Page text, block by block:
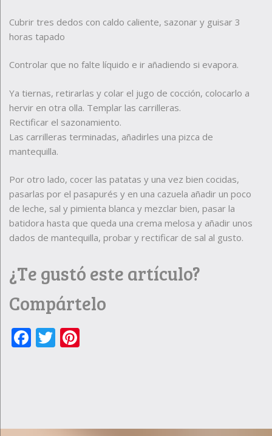
Cubrir tres dedos con caldo caliente, sazonar y guisar 3
horas tapado
Controlar que no falte líquido e ir añadiendo si evapora.
Ya tiernas, retirarlas y colar el jugo de cocción, colocarlo a
hervir en otra olla. Templar las carrilleras.
Rectificar el sazonamiento.
Las carrilleras terminadas, añadirles una pizca de
mantequilla.
Por otro lado, cocer las patatas y una vez bien cocidas,
pasarlas por el pasapurés y en una cazuela añadir un poco
de leche, sal y pimienta blanca y mezclar bien, pasar la
batidora hasta que queda una crema melosa y añadir unos
dados de mantequilla, probar y rectificar de sal al gusto.
¿Te gustó este artículo?
Compártelo
Facebook
Twitter